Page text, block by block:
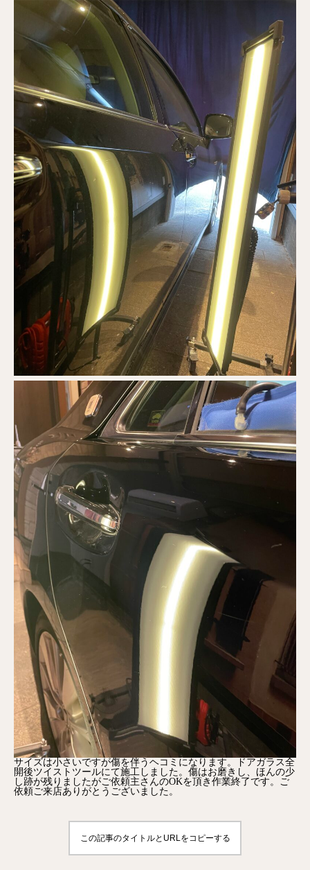
サイズは小さいですが傷を伴うヘコミになります。ドアガラス全
開後ツイストツールにて施工しました。傷はお磨きし、ほんの少
し跡が残りましたがご依頼主さんのOKを頂き作業終了です。ご
依頼ご来店ありがとうございました。
この記事のタイトルとURLをコピーする